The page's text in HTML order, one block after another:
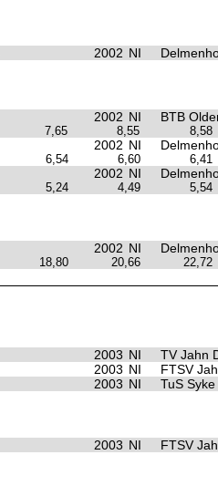
2002 NI
2002 NI BTB
7,65 8,55 8,58
2002 NI
6,54 6,60 6,41
2002 NI
5,24 4,49 5,54
2002 NI
18,80 20,66 22,72
2003 NI
TV Jahn
2003 NI
FTSV
2003 NI TuS Syke
2003 NI FTSV